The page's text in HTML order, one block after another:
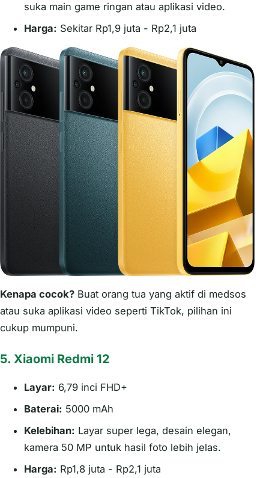
suka main game ringan atau aplikasi video.
Harga: Sekitar Rp1,9 juta - Rp2,1 juta
Kenapa cocok? Buat orang tua yang aktif di medsos
atau suka aplikasi video seperti TikTok, pilihan ini
cukup mumpuni.
5. Xiaomi Redmi 12
Layar: 6,79 inci FHD+
Baterai: 5000 mAh
Kelebihan: Layar super lega, desain elegan,
kamera 50 MP untuk hasil foto lebih jelas.
Harga: Rp1,8 juta - Rp2,1 juta